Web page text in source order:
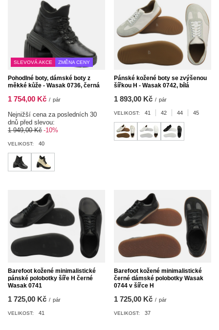
SLEVOVÁ AKCE ZMĚNA CENY
Pohodlné boty, dámské boty z
měkké kůže - Wasak 0736, černá
1 754,00 Kč / pár
Nejnižší cena za posledních 30
dnů před slevou:
1 949,00 Kč -10%
VELIKOST: 40
Pánské kožené boty se zvýšenou
šířkou H - Wasak 0742, bílá
1 893,00 Kč / pár
VELIKOST: 41 42 44 45
Barefoot kožené minimalistické
pánské polobotky šíře H černé
Wasak 0741
1 725,00 Kč / pár
VELIKOST: 41
Barefoot kožené minimalistické
černé dámské polobotky Wasak
0744 v šířce H
1 725,00 Kč / pár
VELIKOST: 37